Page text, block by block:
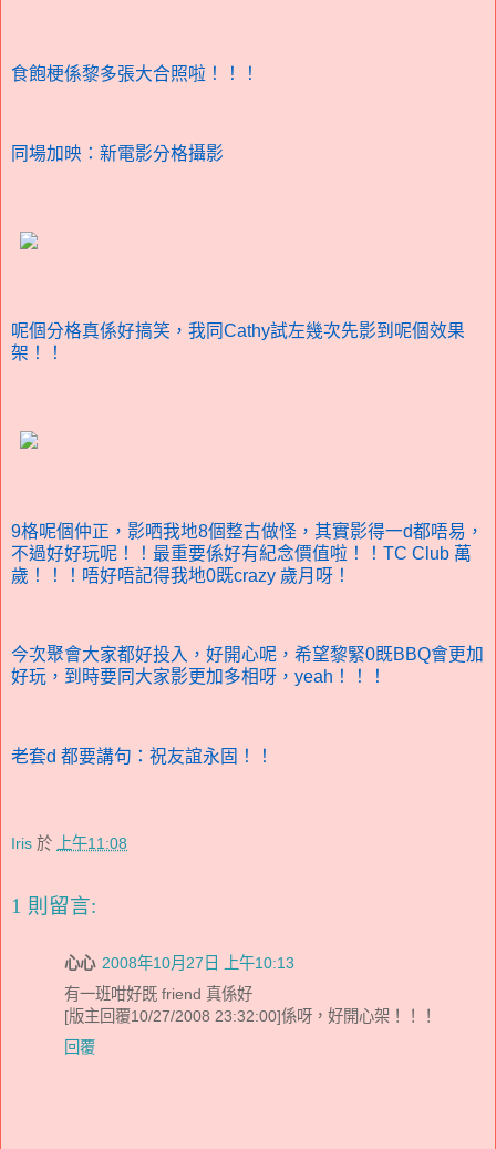
食飽梗係黎多張大合照啦！！！
同場加映：新電影分格攝影
呢個分格真係好搞笑，我同Cathy試左幾次先影到呢個效果
架！！
9格呢個仲正，影哂我地8個整古做怪，其實影得一d都唔易，
不過好好玩呢！！最重要係好有紀念價值啦！！TC Club 萬
歲！！！唔好唔記得我地0既crazy 歲月呀！
今次聚會大家都好投入，好開心呢，希望黎緊0既BBQ會更加
好玩，到時要同大家影更加多相呀，yeah！！！
老套d 都要講句：祝友誼永固！！
Iris 於 上午11:08
1 則留言:
心心 2008年10月27日 上午10:13
有一班咁好既 friend 真係好
[版主回覆10/27/2008 23:32:00]係呀，好開心架！！！
回覆